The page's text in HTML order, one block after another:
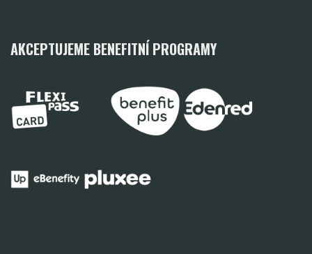
AKCEPTUJEME BENEFITNÍ PROGRAMY